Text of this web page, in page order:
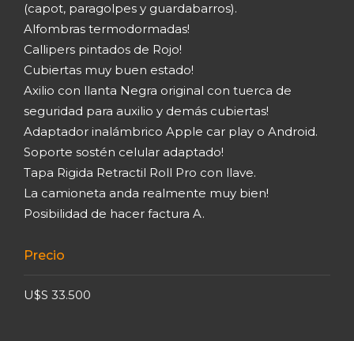
(capot, paragolpes y guardabarros).
Alfombras termodormadas!
Callipers pintados de Rojo!
Cubiertas muy buen estado!
Axilio con llanta Negra original con tuerca de
seguridad para auxilio y demás cubiertas!
Adaptador inalámbrico Apple car play o Android.
Soporte sostén celular adaptado!
Tapa Rigida Retractil Roll Pro con llave.
La camioneta anda realmente muy bien!
Posibilidad de hacer factura A.
Precio
U$S 33.500